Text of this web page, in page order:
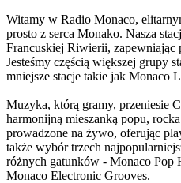
Witamy w Radio Monaco,
prosto z serca Monako. Nasza
Francuskiej Riwierii, zapewniając
Jesteśmy częścią większej grupy
mniejsze stacje takie jak Monaco
Muzyka, którą gramy, przeniesie
harmonijną mieszanką popu,
prowadzone na żywo, oferując
także wybór trzech
różnych gatunków - Monaco Pop
Monaco Electronic Grooves.